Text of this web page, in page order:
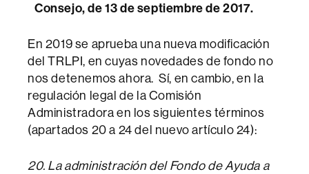
Consejo, de 13 de septiembre de 2017.
En 2019 se aprueba una nueva modificación
del TRLPI, en cuyas novedades de fondo no
nos detenemos ahora. Sí, en cambio, en la
regulación legal de la Comisión
Administradora en los siguientes términos
(apartados 20 a 24 del nuevo artículo 24):
20. La administración del Fondo de Ayuda a